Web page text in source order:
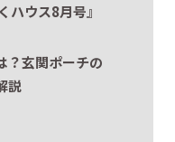
ハウス8月号』
？玄関ポーチの
説